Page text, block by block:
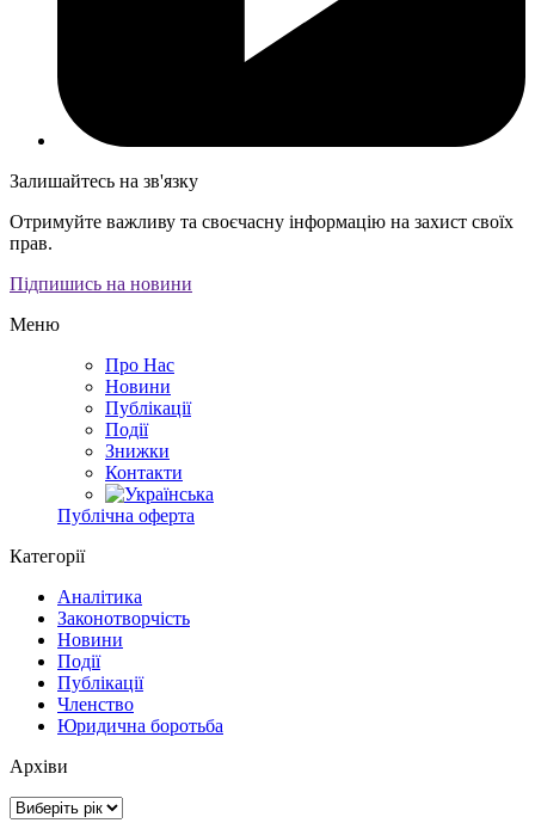
Залишайтесь на зв'язку
Отримуйте важливу та своєчасну інформацію на захист своїх
прав.
Підпишись на новини
Меню
Про Нас
Новини
Публікації
Події
Знижки
Контакти
Публічна оферта
Категорії
Аналітика
Законотворчість
Новини
Події
Публікації
Членство
Юридична боротьба
Архіви